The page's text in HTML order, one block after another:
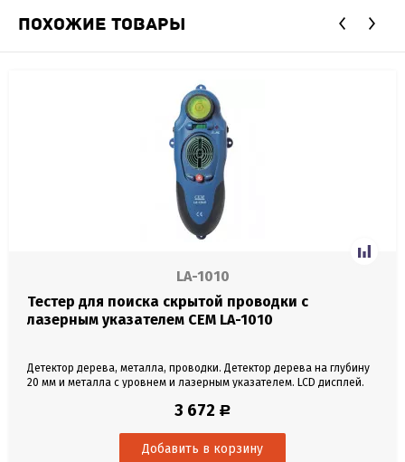
ПОХОЖИЕ ТОВАРЫ
LA-1010
Тестер для поиска скрытой проводки с
лазерным указателем CEM LA-1010
Детектор дерева, металла, проводки. Детектор дерева на глубину
20 мм и металла с уровнем и лазерным указателем. LCD дисплей.
3 672 Р